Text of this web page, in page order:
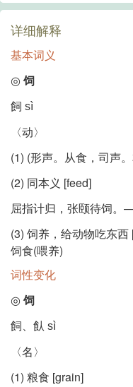
详细解释
基本词义
◎饲
飼 sì
〈动〉
(1) (形声。从食，司声
(2) 同本义 [feed]
屈指计归，张颐待饲。
(3) 饲养，给动物吃东西
饲食(喂养)
词性变化
◎饲
飼、飤 sì
〈名〉
(1) 粮食 [grain]